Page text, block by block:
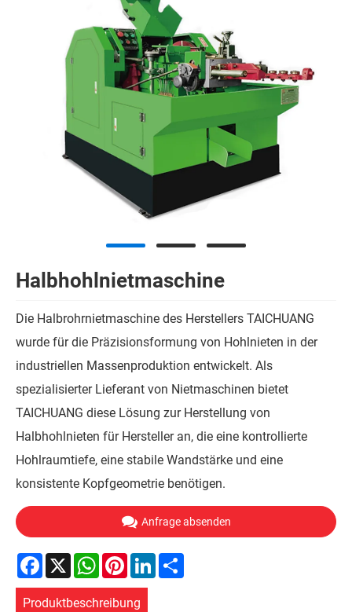
Halbhohlnietmaschine
Die Halbrohrnietmaschine des Herstellers TAICHUANG
wurde für die Präzisionsformung von Hohlnieten in der
industriellen Massenproduktion entwickelt. Als
spezialisierter Lieferant von Nietmaschinen bietet
TAICHUANG diese Lösung zur Herstellung von
Halbhohlnieten für Hersteller an, die eine kontrollierte
Hohlraumtiefe, eine stabile Wandstärke und eine
konsistente Kopfgeometrie benötigen.
Anfrage absenden
Facebook
X WhatsApp
PinterestLinkedIn
Produktbeschreibung